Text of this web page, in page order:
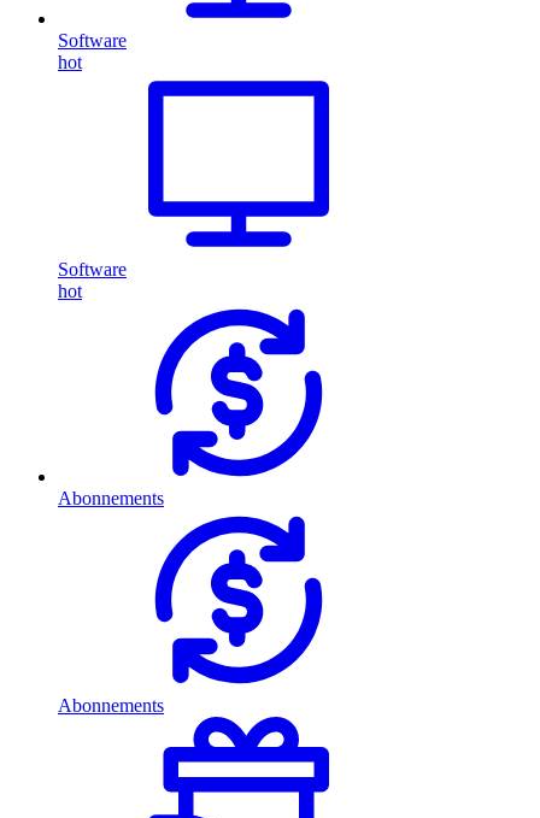
Software
hot
Software
hot
Abonnements
Abonnements